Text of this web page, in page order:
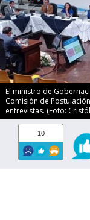
El ministro de
Comisión de
entrevistas. (Foto:
10